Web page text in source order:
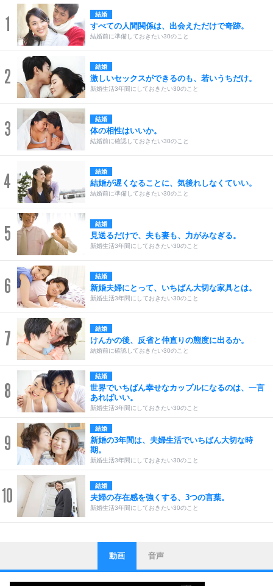
1 結婚
すべての人間関係は、出会えただけで奇跡。
結婚前に準備しておきたい30のこと
2 結婚
激しいセックスができるのも、若いうちだけ。
新婚生活3年間にしておきたい30のこと
3 結婚
体の相性はいいか。
結婚前に確認しておきたい30のこと
4 結婚
結婚が遅くなることに、気後れしなくていい。
結婚前に準備しておきたい30のこと
5 結婚
見送るだけで、夫も妻も、力がみなぎる。
新婚生活3年間にしておきたい30のこと
6 結婚
新婚夫婦にとって、いちばん大切な家具とは。
新婚生活3年間にしておきたい30のこと
7 結婚
けんかの後、反省と仲直りの態度に出るか。
結婚前に確認しておきたい30のこと
8
結婚
世界でいちばん幸せなカップルになるのは、一言
あればいい。
新婚生活3年間にしておきたい30のこと
9
結婚
新婚の3年間は、夫婦生活でいちばん大切な時
期。
新婚生活3年間にしておきたい30のこと
10 結婚
夫婦の存在感を強くする、3つの言葉。
新婚生活3年間にしておきたい30のこと
1
ストレス対策
他人と比べない。
いっそのこと、他人を見ない。
動画 音声